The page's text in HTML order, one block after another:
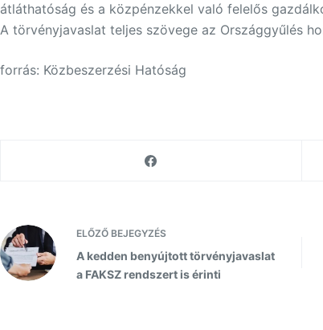
átláthatóság és a közpénzekkel való felelős
A törvényjavaslat teljes szövege az Országgyűlés
forrás: Közbeszerzési Hatóság
ELŐZŐ BEJEGYZÉS
A kedden benyújtott törvényjavaslat
a FAKSZ rendszert is érinti